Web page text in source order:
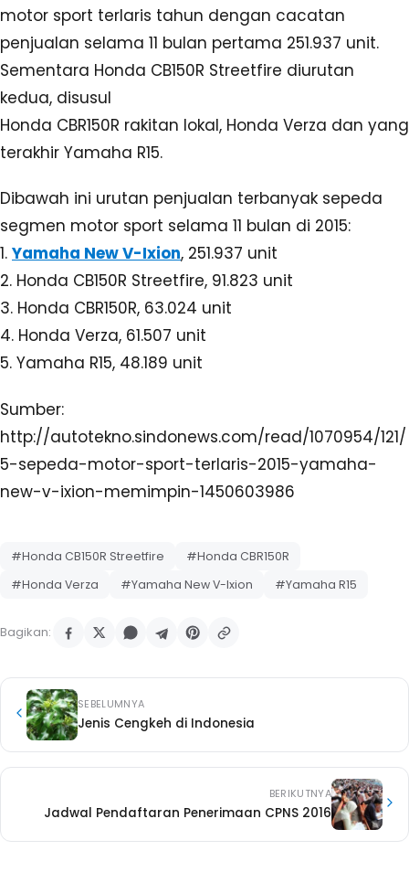
motor sport terlaris tahun dengan cacatan
penjualan selama 11 bulan pertama 251.937 unit.
Sementara Honda CB150R Streetfire diurutan
kedua, disusul
Honda CBR150R rakitan lokal, Honda Verza dan yang
terakhir Yamaha R15.
Dibawah ini urutan penjualan terbanyak sepeda
segmen motor sport selama 11 bulan di 2015:
1. Yamaha New V-Ixion, 251.937 unit
2. Honda CB150R Streetfire, 91.823 unit
3. Honda CBR150R, 63.024 unit
4. Honda Verza, 61.507 unit
5. Yamaha R15, 48.189 unit
Sumber:
http://autotekno.sindonews.com/read/1070954/121/
5-sepeda-motor-sport-terlaris-2015-yamaha-
new-v-ixion-memimpin-1450603986
#Honda CB150R Streetfire
#Honda CBR150R
#Honda Verza
#Yamaha New V-Ixion #Yamaha R15
Bagikan:
SEBELUMNYA
Jenis Cengkeh di Indonesia
BERIKUTNYA
Jadwal Pendaftaran Penerimaan CPNS 2016